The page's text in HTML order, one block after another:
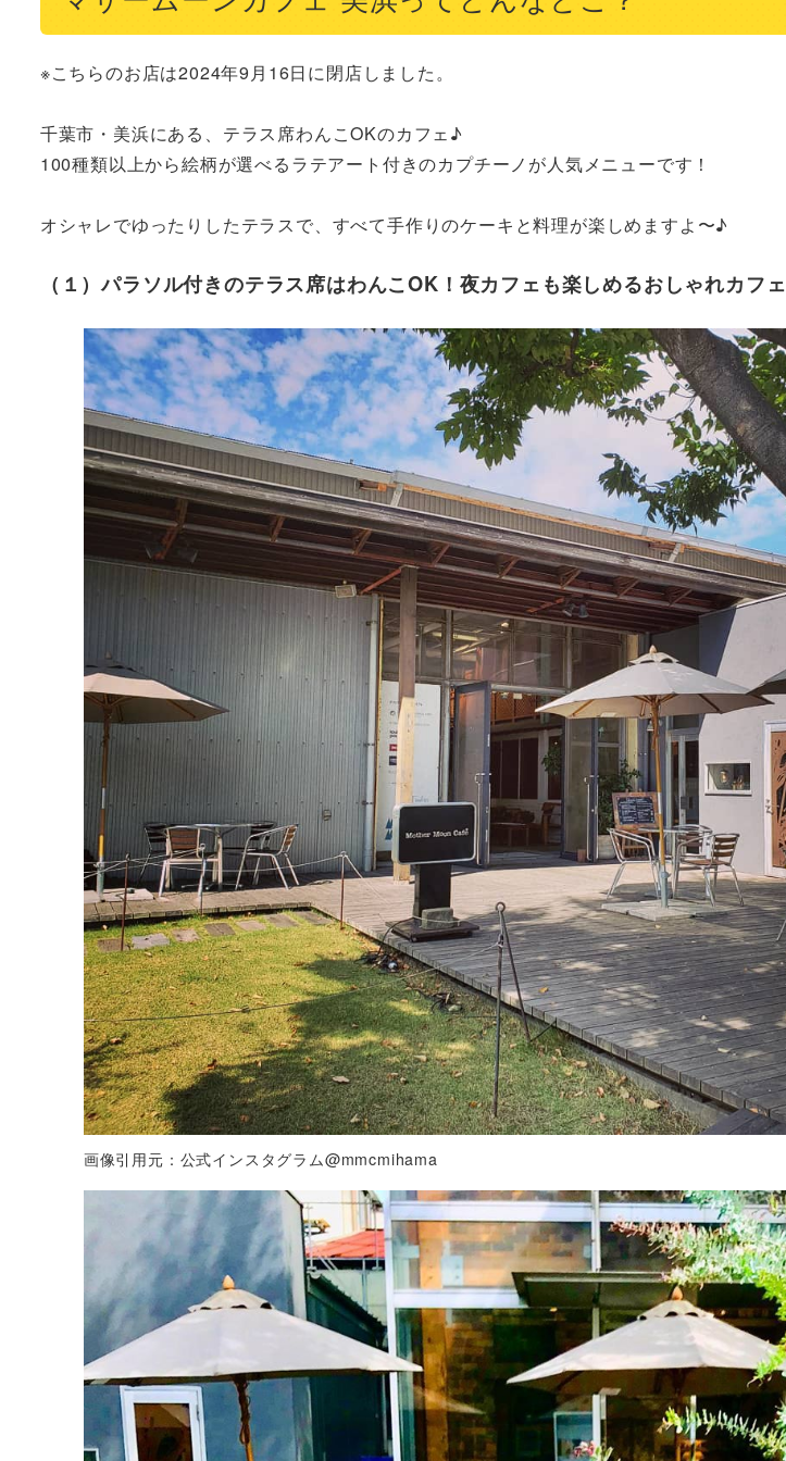
※こちらのお店は2024年9月16日に閉店しました。
千葉市・美浜にある、テラス席わんこOKのカフェ♪
100種類以上から絵柄が選べるラテアート付きのカプチーノが人気メニューです！
オシャレでゆったりしたテラスで、すべて手作りのケーキと料理が楽しめますよ〜♪
（１）パラソル付きのテラス席はわんこOK！夜カフェも楽しめるおしゃれカフェ
画像引用元：公式インスタグラム@mmcmihama